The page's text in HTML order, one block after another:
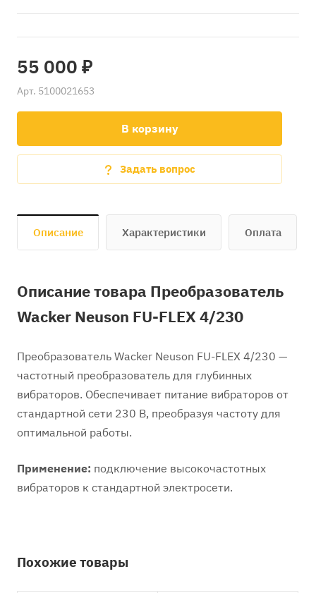
55 000 ₽
Арт. 5100021653
В корзину
Задать вопрос
Описание Характеристики Оплата
Описание товара Преобразователь
Wacker Neuson FU-FLEX 4/230
Преобразователь Wacker Neuson FU-FLEX 4/230 —
частотный преобразователь для глубинных
вибраторов. Обеспечивает питание вибраторов от
стандартной сети 230 В, преобразуя частоту для
оптимальной работы.
Применение: подключение высокочастотных
вибраторов к стандартной электросети.
Похожие товары